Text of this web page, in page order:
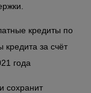
кредиты по
за счёт
года
сохранит